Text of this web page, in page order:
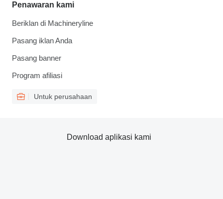
Penawaran kami
Beriklan di Machineryline
Pasang iklan Anda
Pasang banner
Program afiliasi
Untuk perusahaan
Download aplikasi kami